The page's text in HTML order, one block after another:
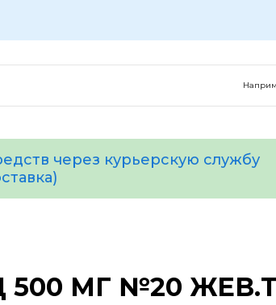
через курьерскую службу
500 МГ №20